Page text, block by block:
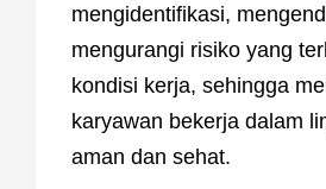
mengidentifikasi,
mengurangi risiko yang
kondisi kerja, sehingga
karyawan bekerja dalam
aman dan sehat.